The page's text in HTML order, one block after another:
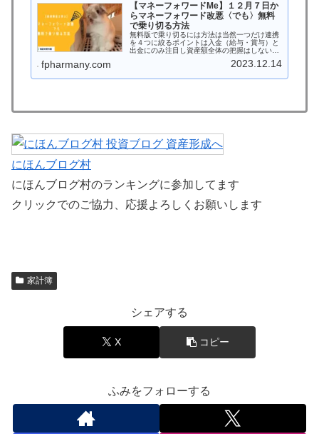
【マネーフォワードMe】１２月７日か
らマネーフォワード改悪〈でも〉無料
で乗り切る方法
無料版で乗り切るには方法は当然一つだけ連携
を４つに絞るポイントは入金（給与・賞与）と
出金にのみ注目し資産額全体の把握はしないこ
fpharmany.com 2023.12.14
にほんブログ村
にほんブログ村のランキングに参加してます
クリックでのご協力、応援よろしくお願いします
家計簿
シェアする
X コピー
ふみをフォローする